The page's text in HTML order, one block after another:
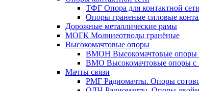
ТФГ Опора для контактной
Опоры граненые силовые
Дорожные металлические рамы
МОГК Молниеотводы гранёные
Высокомачтовые опоры
ВМОН Высокомачтовые опоры
ВМО Высокомачтовые опоры с
Мачты связи
РМГ Радиомачты. Опоры